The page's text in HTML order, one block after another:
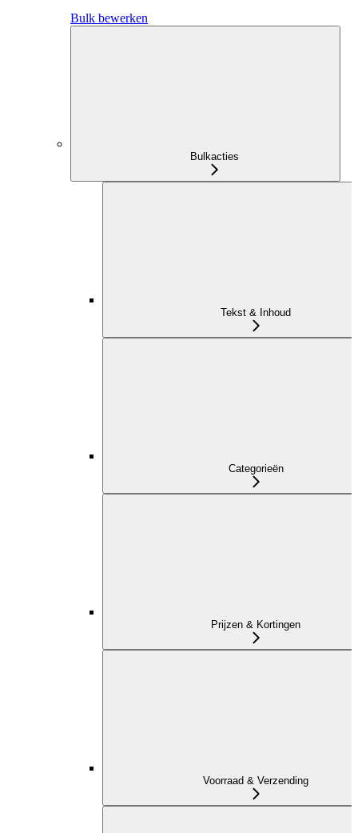
Bulk bewerken
Bulkacties
Tekst & Inhoud
Categorieën
Prijzen & Kortingen
Voorraad & Verzending